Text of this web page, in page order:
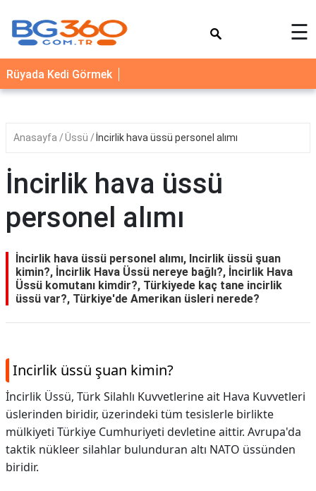
YEMEK
TARİFLERİ
SAĞLIK
İLETİŞİM
☰
Rüyada Kedi Görmek
Anasayfa Üssü İncirlik hava üssü personel alımı
İncirlik hava üssü
personel alımı
İncirlik hava üssü personel alımı, Incirlik üssü şuan
kimin?, İncirlik Hava Üssü nereye bağlı?, İncirlik Hava
Üssü komutanı kimdir?, Türkiyede kaç tane incirlik
üssü var?, Türkiye'de Amerikan üsleri nerede?
Incirlik üssü şuan kimin?
İncirlik Üssü, Türk Silahlı Kuvvetlerine ait Hava Kuvvetleri
üslerinden biridir, üzerindeki tüm tesislerle birlikte
mülkiyeti Türkiye Cumhuriyeti devletine aittir. Avrupa'da
taktik nükleer silahlar bulunduran altı NATO üssünden
biridir.